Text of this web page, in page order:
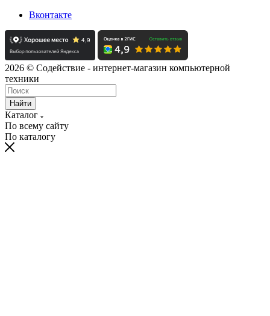
Вконтакте
2026 © Содействие - интернет-магазин компьютерной
техники
Найти
Каталог
По всему сайту
По каталогу